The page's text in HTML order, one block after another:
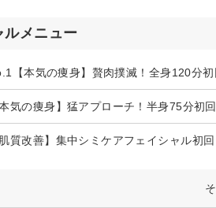
ルメニュー
【本気の痩身】贅肉撲滅！全身120分
本気の痩身】猛アプローチ！半身75分初
肌質改善】集中シミケアフェイシャル初